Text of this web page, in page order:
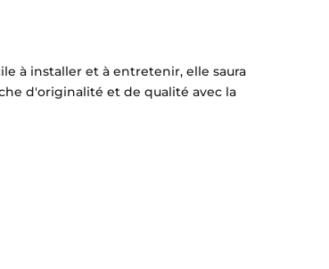
à installer et à entretenir, elle saura
d'originalité et de qualité avec la